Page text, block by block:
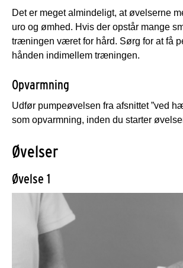
Det er meget almindeligt, at øvelserne
uro og ømhed. Hvis der opstår mange
træningen været for hård. Sørg for at få
hånden indimellem træningen.
Opvarmning
Udfør pumpeøvelsen fra afsnittet ”ved
som opvarmning, inden du starter
Øvelser
Øvelse 1